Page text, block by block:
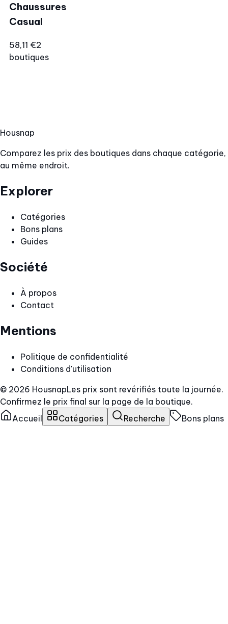
Chaussures
Casual
58,11 €2
boutiques
Housnap
Comparez les prix des boutiques dans chaque catégorie,
au même endroit.
Explorer
Catégories
Bons plans
Guides
Société
À propos
Contact
Mentions
Politique de confidentialité
Conditions d'utilisation
© 2026 HousnapLes prix sont revérifiés toute la journée.
Confirmez le prix final sur la page de la boutique.
Accueil
Catégories Recherche Bons plans